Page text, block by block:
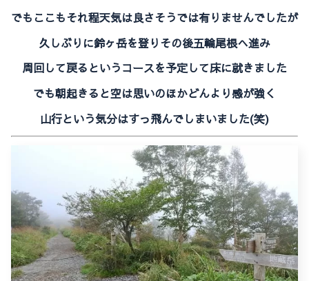
でもここもそれ程天気は良さそうでは有りませんでしたが
久しぶりに鈴ヶ岳を登りその後五輪尾根へ進み
周回して戻るというコースを予定して床に就きました
でも朝起きると空は思いのほかどんより感が強く
山行という気分はすっ飛んでしまいました(笑)